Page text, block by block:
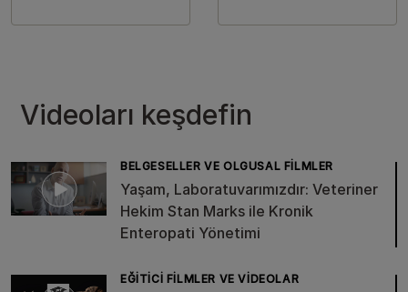
Videoları keşdefin
BELGESELLER VE OLGUSAL FILMLER
Yaşam, Laboratuvarımızdır: Veteriner
Hekim Stan Marks ile Kronik
Enteropati Yönetimi
EĞITICI FILMLER VE VIDEOLAR